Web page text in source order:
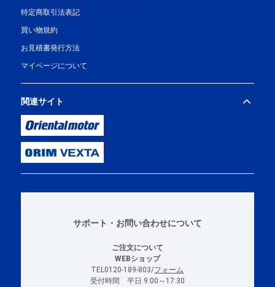
特定商取引法表記
買い物規約
お見積書発行方法
マイページについて
関連サイト
サポート・お問い合わせについて
ご注文について
WEBショップ
TEL0120-189-803/フォーム
受付時間 平日 9:00～17:30